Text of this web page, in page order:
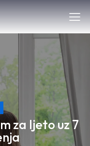
za ljeto uz 7